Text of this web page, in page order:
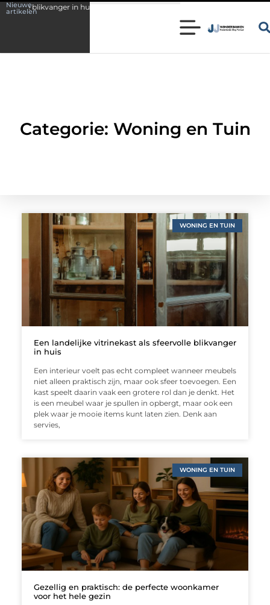
Nieuwe
artikelenin huis Wonen in een karakteristieke woning in
Categorie: Woning en Tuin
WONING EN TUIN
Een landelijke vitrinekast als sfeervolle blikvanger
in huis
Een interieur voelt pas echt compleet wanneer meubels
niet alleen praktisch zijn, maar ook sfeer toevoegen. Een
kast speelt daarin vaak een grotere rol dan je denkt. Het
is een meubel waar je spullen in opbergt, maar ook een
plek waar je mooie items kunt laten zien. Denk aan
servies,
WONING EN TUIN
Gezellig en praktisch: de perfecte woonkamer
voor het hele gezin